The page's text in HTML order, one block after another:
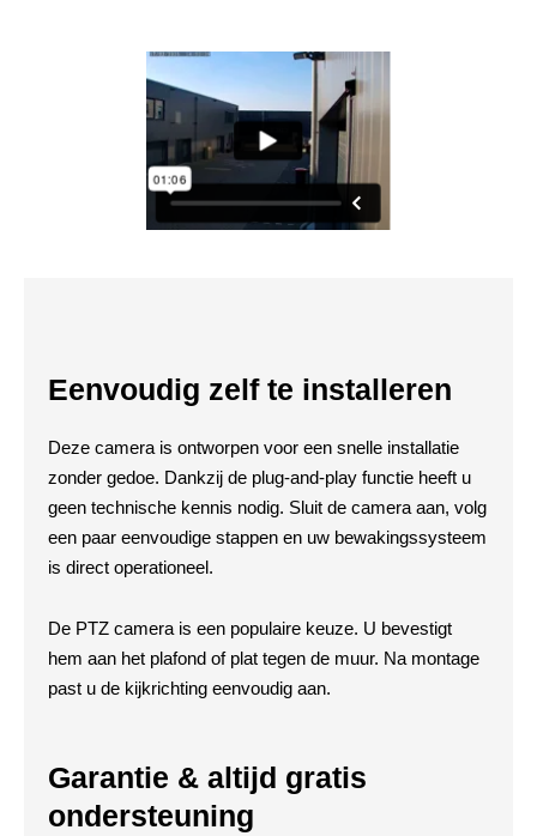
Eenvoudig zelf te installeren
Deze camera is ontworpen voor een snelle installatie
zonder gedoe. Dankzij de plug-and-play functie heeft u
geen technische kennis nodig. Sluit de camera aan, volg
een paar eenvoudige stappen en uw bewakingssysteem
is direct operationeel.
De PTZ camera is een populaire keuze. U bevestigt
hem aan het plafond of plat tegen de muur. Na montage
past u de kijkrichting eenvoudig aan.
Garantie & altijd gratis
ondersteuning